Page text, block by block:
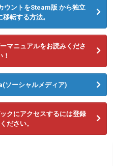
ウントをSteam版 から独立
転する方法。
マニュアルをお読みくださ
！
ソーシャルメディア)
クにアクセスするには登録
ださい。